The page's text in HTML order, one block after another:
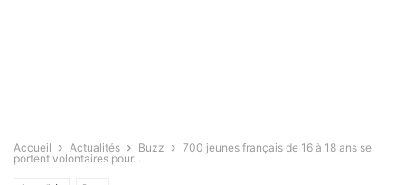
Accueil Actualités Buzz
700 jeunes français de 16 à 18 ans se
portent volontaires pour...